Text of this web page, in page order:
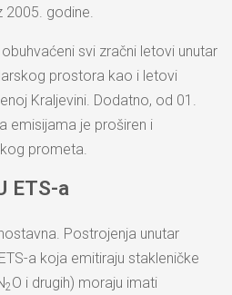
2005. godine.
svi zračni letovi unutar
prostora kao i letovi
Kraljevini. Dodatno, od 01.
emisijama je proširen i
prometa.
ETS-a
Postrojenja unutar
a koja emitiraju stakleničke
2O i drugih) moraju imati